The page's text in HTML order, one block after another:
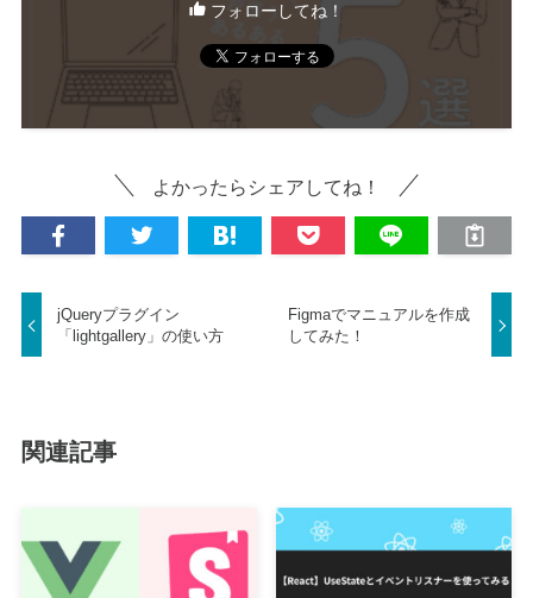
フォローしてね！
よかったらシェアしてね！
jQueryプラグイン
「lightgallery」の使い方
Figmaでマニュアルを作成
してみた！
関連記事